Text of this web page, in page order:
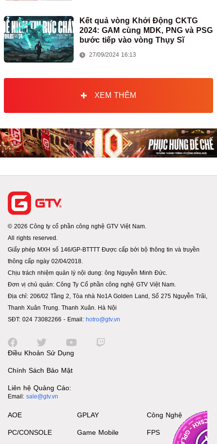
Kết quả vòng Khởi Động CKTG
2024: GAM cùng MDK, PNG và PSG
bước tiếp vào vòng Thụy Sĩ
27/09/2024 16:13
XEM THÊM
© 2026 Công ty cổ phần công nghệ GTV Việt Nam.
All rights reserved.
Giấy phép MXH số 146/GP-BTTTT Được cấp bởi bộ thông tin và truyền
thông cấp ngày 02/04/2018.
Chịu trách nhiệm quản lý nội dung: ông Nguyễn Minh Đức.
Đơn vị chủ quản: Công Ty Cổ phần công nghệ GTV Việt Nam.
Địa chỉ: 206/02 Tầng 2, Tòa nhà No1A Golden Land, Số 275 Nguyễn Trãi,
Thanh Xuân Trung. Thanh Xuân. Hà Nội
SĐT: 024 73082266 - Email: hotro@gtv.vn
Điều Khoản Sử Dụng
Chính Sách Bảo Mật
Liên hệ Quảng Cáo:
Email: sale@gtv.vn
AOE
PC/CONSOLE
GPLAY
Game Mobile
Công Nghệ
FPS